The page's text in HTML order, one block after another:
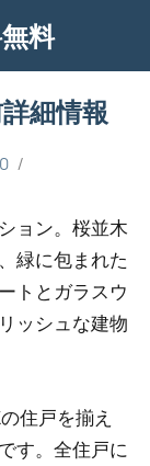
料
細情報
ョン。桜並木
緑に包まれた
トとガラスウ
ッシュな建物
住戸を揃え
す。全住戸に